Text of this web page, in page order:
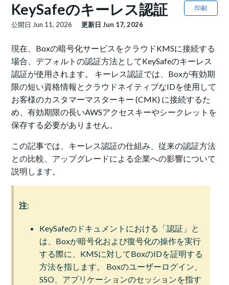
印刷
KeySafeのキーレス認証
公開日 Jun 11, 2026 更新日Jun 17, 2026
現在、Boxの暗号化サービスをクラウドKMSに接続する
場合、デフォルトの認証方法としてKeySafeのキーレス
認証が使用されます。 キーレス認証では、Boxが有効期
限の短い資格情報とクラウドネイティブなIDを使用して
お客様のカスタマーマスターキー (CMK) に接続するた
め、有効期限の長いAWSアクセスキーやシークレットを
保存する必要がありません。
この記事では、キーレス認証の仕組み、従来の認証方法
との比較、アップグレードによる企業への影響について
説明します。
注:
KeySafeのドキュメントにおける「認証」と
は、Boxが暗号化および復号化の操作を実行
する際に、KMSに対してBoxのIDを証明する
方法を指します。 Boxのユーザーログイン、
SSO、アプリケーションのセッションを指す